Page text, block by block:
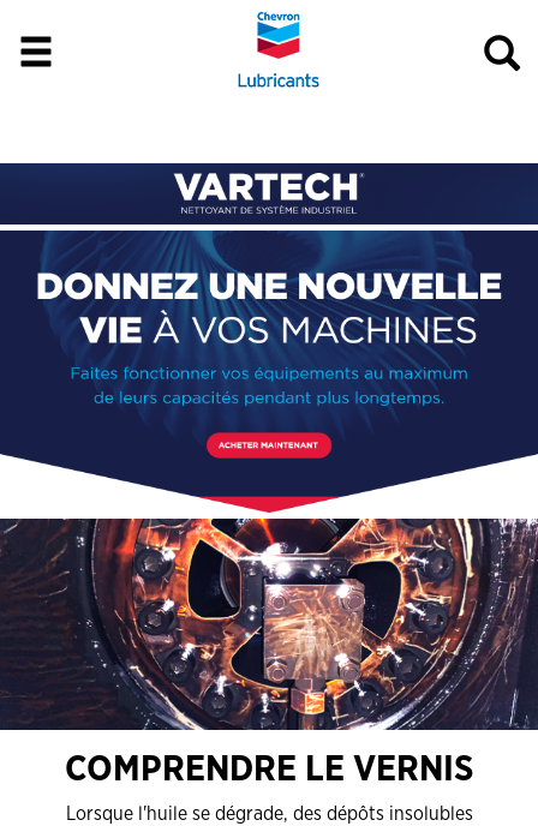
COMPRENDRE LE VERNIS
Lorsque l'huile se dégrade, des dépôts insolubles